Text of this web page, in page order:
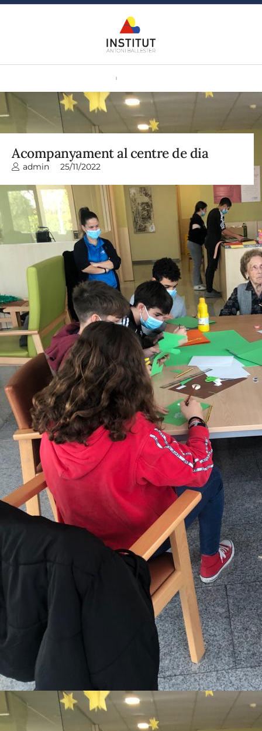
Acompanyament al centre de dia
admin 25/11/2022